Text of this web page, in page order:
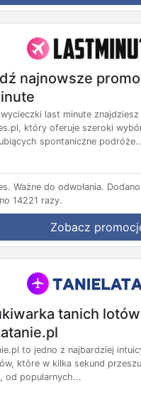
najnowsze
last minute
który oferuje szeroki
spontaniczne
Ważne do odwołania.
14221 razy.
Zobacz
tanich lotów
to jedno z najbardziej
które w kilka sekund
od popularnych...